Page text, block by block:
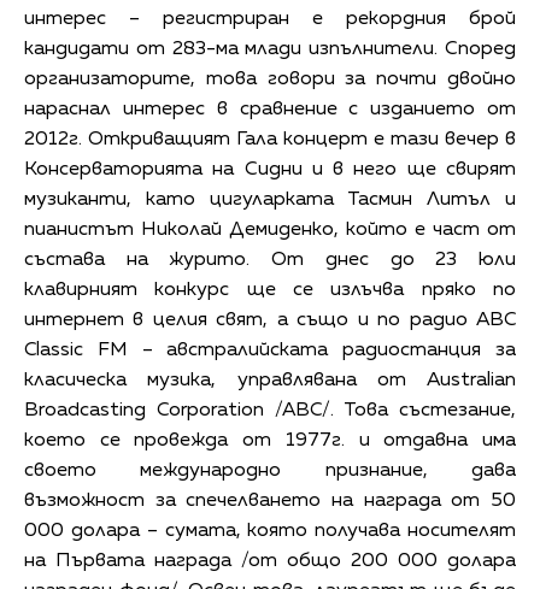
интерес – регистриран е рекордния брой
кандидати от 283-ма млади изпълнители. Според
организаторите, това говори за почти двойно
нараснал интерес в сравнение с изданието от
2012г. Откриващият Гала концерт е тази вечер в
Консерваторията на Сидни и в него ще свирят
музиканти, като цигуларката Тасмин Литъл и
пианистът Николай Демиденко, който е част от
състава на журито. От днес до 23 юли
клавирният конкурс ще се излъчва пряко по
интернет в целия свят, а също и по радио ABC
Classic FM – австралийската радиостанция за
класическа музика, управлявана от Australian
Broadcasting Corporation /ABC/. Това състезание,
което се провежда от 1977г. и отдавна има
своето международно признание, дава
възможност за спечелването на награда от 50
000 долара – сумата, която получава носителят
на Първата награда /от общо 200 000 долара